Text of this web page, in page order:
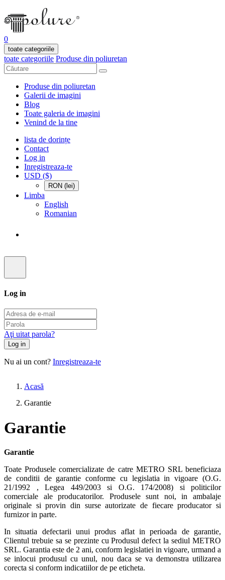
0
toate categoriile
toate categoriile Produse din poliuretan
Produse din poliuretan
Galerii de imagini
Blog
Toate galeria de imagini
Venind de la tine
lista de dorințe
Contact
Log in
Inregistreaza-te
USD ($)
RON (lei)
Limba
English
Romanian
Log in
Aţi uitat parola?
Log in
Nu ai un cont? Inregistreaza-te
Acasă
Garantie
Garantie
Garantie
Toate Produsele comercializate de catre METRO SRL beneficiaza
de conditii de garantie conforme cu legislatia in vigoare (O.G.
21/1992 , Legea 449/2003 si O.G. 174/2008) si politicilor
comerciale ale producatorilor. Produsele sunt noi, in ambalaje
originale si provin din surse autorizate de fiecare producator si
furnizor in parte.
In situatia defectarii unui produs aflat in perioada de garantie,
Clientul trebuie sa se prezinte cu Produsul defect la sediul METRO
SRL. Garantia este de 2 ani, conform legislatiei in vigoare, urmand a
se inlocui produsul cu unul, nou daca se va demonstra utilizarea
corecta si conform indicatiilor de pe eticheta.